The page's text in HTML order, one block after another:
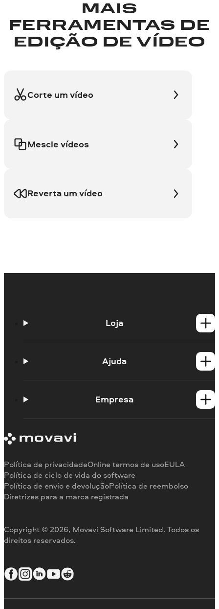
MAIS
FERRAMENTAS DE
EDIÇÃO DE VÍDEO
Corte um vídeo
Mescle vídeos
Reverta um vídeo
Loja
Produtos para Mac Ajuda
Portal de aprendizagem
Limitações da versão de teste
Reembolso
Empresa
Testemunhos
Por que nos escolher
Para o trabalho
Copyright © 2026, Movavi Software Limited. Todos os
direitos reservados.
Política de privacidadeOnline termos de usoEULA
Política de ciclo de vida do software
Política de envio e devoluçãoPolítica de reembolso
Diretrizes para a marca registrada